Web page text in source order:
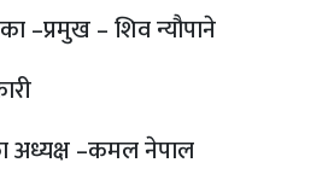
–प्रमुख – शिव न्यौपाने
अध्यक्ष –कमल नेपाल